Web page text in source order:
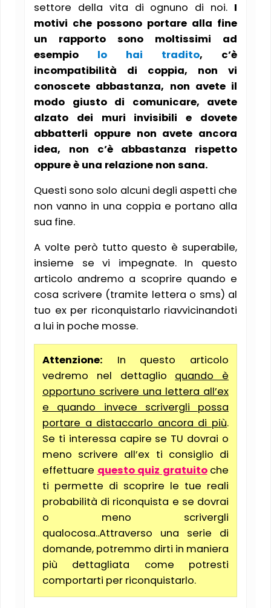
settore della vita di ognuno di noi. I
motivi che possono portare alla fine
un rapporto sono moltissimi ad
esempio lo hai tradito, c’è
incompatibilità di coppia, non vi
conoscete abbastanza, non avete il
modo giusto di comunicare, avete
alzato dei muri invisibili e dovete
abbatterli oppure non avete ancora
idea, non c’è abbastanza rispetto
oppure è una relazione non sana.
Questi sono solo alcuni degli aspetti che
non vanno in una coppia e portano alla
sua fine.
A volte però tutto questo è superabile,
insieme se vi impegnate. In questo
articolo andremo a scoprire quando e
cosa scrivere (tramite lettera o sms) al
tuo ex per riconquistarlo riavvicinandoti
a lui in poche mosse.
Attenzione: In questo articolo
vedremo nel dettaglio quando è
opportuno scrivere una lettera all’ex
e quando invece scrivergli possa
portare a distaccarlo ancora di più.
Se ti interessa capire se TU dovrai o
meno scrivere all’ex ti consiglio di
effettuare questo quiz gratuitoche
ti permette di scoprire le tue reali
probabilità di riconquista e se dovrai
o meno scrivergli
qualocosa..Attraverso una serie di
domande, potremmo dirti in maniera
più dettagliata come potresti
comportarti per riconquistarlo.